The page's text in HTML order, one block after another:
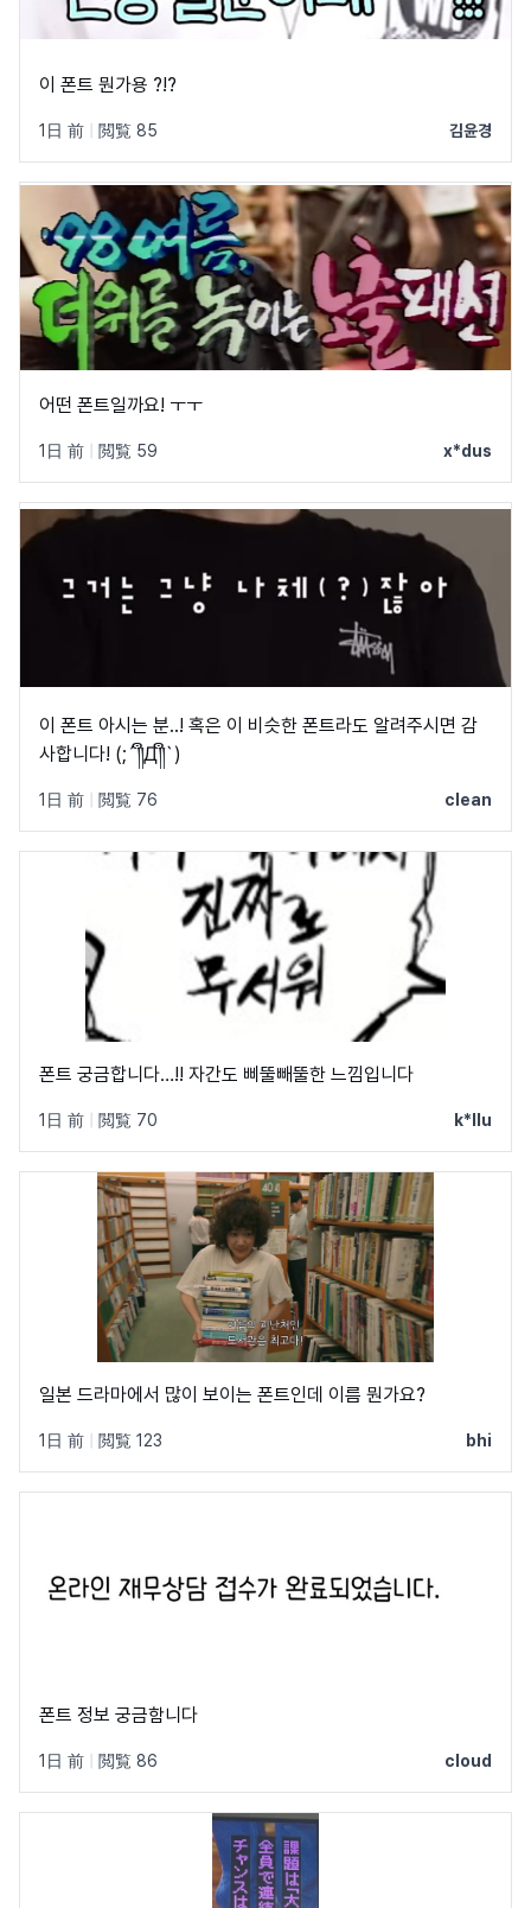
이 폰트 뭔가용 ?!?
1日 前 閲覧 85 김윤경
어떤 폰트일까요! ㅜㅜ
1日 前 閲覧 59 x*dus
이 폰트 아시는 분..! 혹은 이 비슷한 폰트라도 알려주시면 감
사합니다! (;´༎ຶД༎ຶ`)
1日 前 閲覧 76 clean
폰트 궁금합니다…!! 자간도 삐뚤빼뚤한 느낌입니다
1日 前 閲覧 70 k*llu
일본 드라마에서 많이 보이는 폰트인데 이름 뭔가요?
1日 前 閲覧 123 bhi
폰트 정보 궁금함니다
1日 前 閲覧 86 cloud